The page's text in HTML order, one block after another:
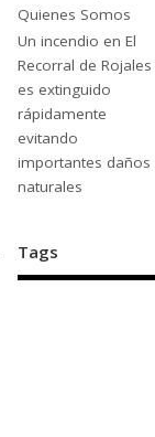
Quienes Somos
Un incendio en El
Recorral de Rojales
es extinguido
rápidamente
evitando
importantes daños
naturales
Tags